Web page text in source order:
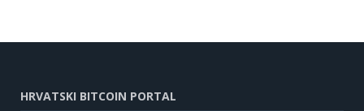
HRVATSKI BITCOIN PORTAL